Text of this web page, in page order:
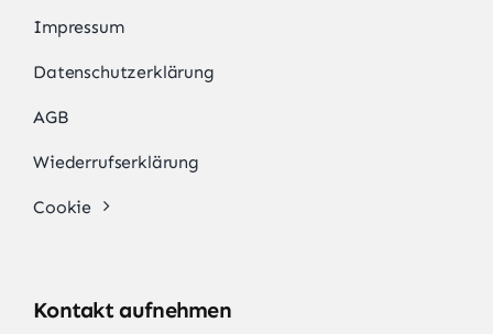
Impressum
Datenschutzerklärung
AGB
Wiederrufserklärung
Cookie
Kontakt aufnehmen